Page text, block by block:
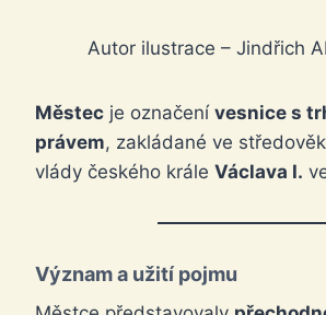
Autor ilustrace – Jindřich
Městec je označení vesnice s
právem, zakládané ve
vlády českého krále Václava I.
Význam a užití pojmu